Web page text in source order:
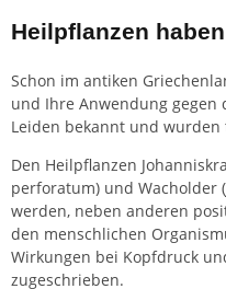
Heilpflanzen
Schon im antiken
und Ihre Anwendung gegen
Leiden bekannt und
Den Heilpflanzen
perforatum) und Wacholder
werden, neben anderen
den menschlichen
Wirkungen bei Kopfdruck
zugeschrieben.